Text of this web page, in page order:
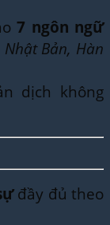
7 ngôn ngữ
Nhật Bản, Hàn
dịch không
đầy đủ theo